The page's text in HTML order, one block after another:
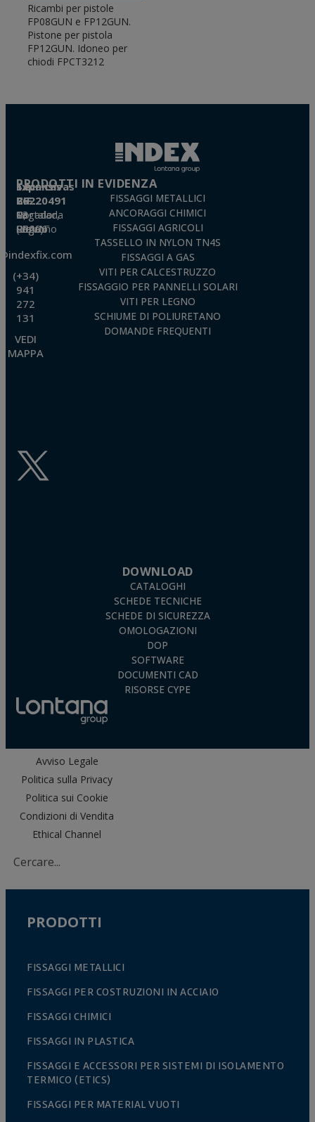
Ricambi per pistole
FP08GUN e FP12GUN.
Pistone per pistola
FP12GUN. Idoneo per
chiodi FPCT3212
Técnicas Expansivas S.L.
CIF: B-26220491
P. I. La Portalada II, C/ Segador, 13
26006 · Logroño (La Rioja) · SPAIN
(+34)
941
272
131
VEDI
MAPPA
PRODOTTI IN EVIDENZA
FISSAGGI METALLICI
ANCORAGGI CHIMICI
FISSAGGI AGRICOLI
TASSELLO IN NYLON TN4S
FISSAGGI A GAS
VITI PER CALCESTRUZZO
FISSAGGIO PER PANNELLI SOLARI
VITI PER LEGNO
SCHIUME DI POLIURETANO
DOMANDE FREQUENTI
DOWNLOAD
CATALOGHI
SCHEDE TECNICHE
SCHEDE DI SICUREZZA
OMOLOGAZIONI
DOP
SOFTWARE
DOCUMENTI CAD
RISORSE CYPE
Avviso Legale
Politica sulla Privacy
Politica sui Cookie
Condizioni di Vendita
Ethical Channel
PRODOTTI
FISSAGGI METALLICI
FISSAGGI PER COSTRUZIONI IN ACCIAIO
FISSAGGI CHIMICI
FISSAGGI IN PLASTICA
FISSAGGI E ACCESSORI PER SISTEMI DI ISOLAMENTO
TERMICO (ETICS)
FISSAGGI PER MATERIAL VUOTI